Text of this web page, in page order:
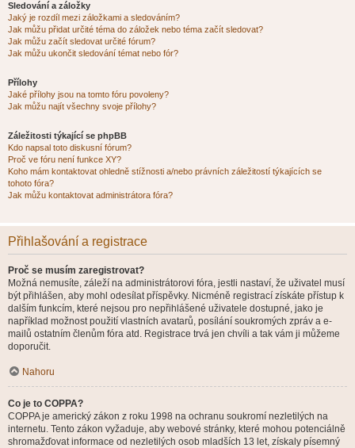
Sledování a záložky
Jaký je rozdíl mezi záložkami a sledováním?
Jak můžu přidat určité téma do záložek nebo téma začít sledovat?
Jak můžu začít sledovat určité fórum?
Jak můžu ukončit sledování témat nebo fór?
Přílohy
Jaké přílohy jsou na tomto fóru povoleny?
Jak můžu najít všechny svoje přílohy?
Záležitosti týkající se phpBB
Kdo napsal toto diskusní fórum?
Proč ve fóru není funkce XY?
Koho mám kontaktovat ohledně stížnosti a/nebo právních záležitostí týkajících se
tohoto fóra?
Jak můžu kontaktovat administrátora fóra?
Přihlašování a registrace
Proč se musím zaregistrovat?
Možná nemusíte, záleží na administrátorovi fóra, jestli nastaví, že uživatel musí
být přihlášen, aby mohl odesílat příspěvky. Nicméně registrací získáte přístup k
dalším funkcím, které nejsou pro nepřihlášené uživatele dostupné, jako je
například možnost použití vlastních avatarů, posílání soukromých zpráv a e-
mailů ostatním členům fóra atd. Registrace trvá jen chvíli a tak vám ji můžeme
doporučit.
Nahoru
Co je to COPPA?
COPPA je americký zákon z roku 1998 na ochranu soukromí nezletilých na
internetu. Tento zákon vyžaduje, aby webové stránky, které mohou potenciálně
shromažďovat informace od nezletilých osob mladších 13 let, získaly písemný